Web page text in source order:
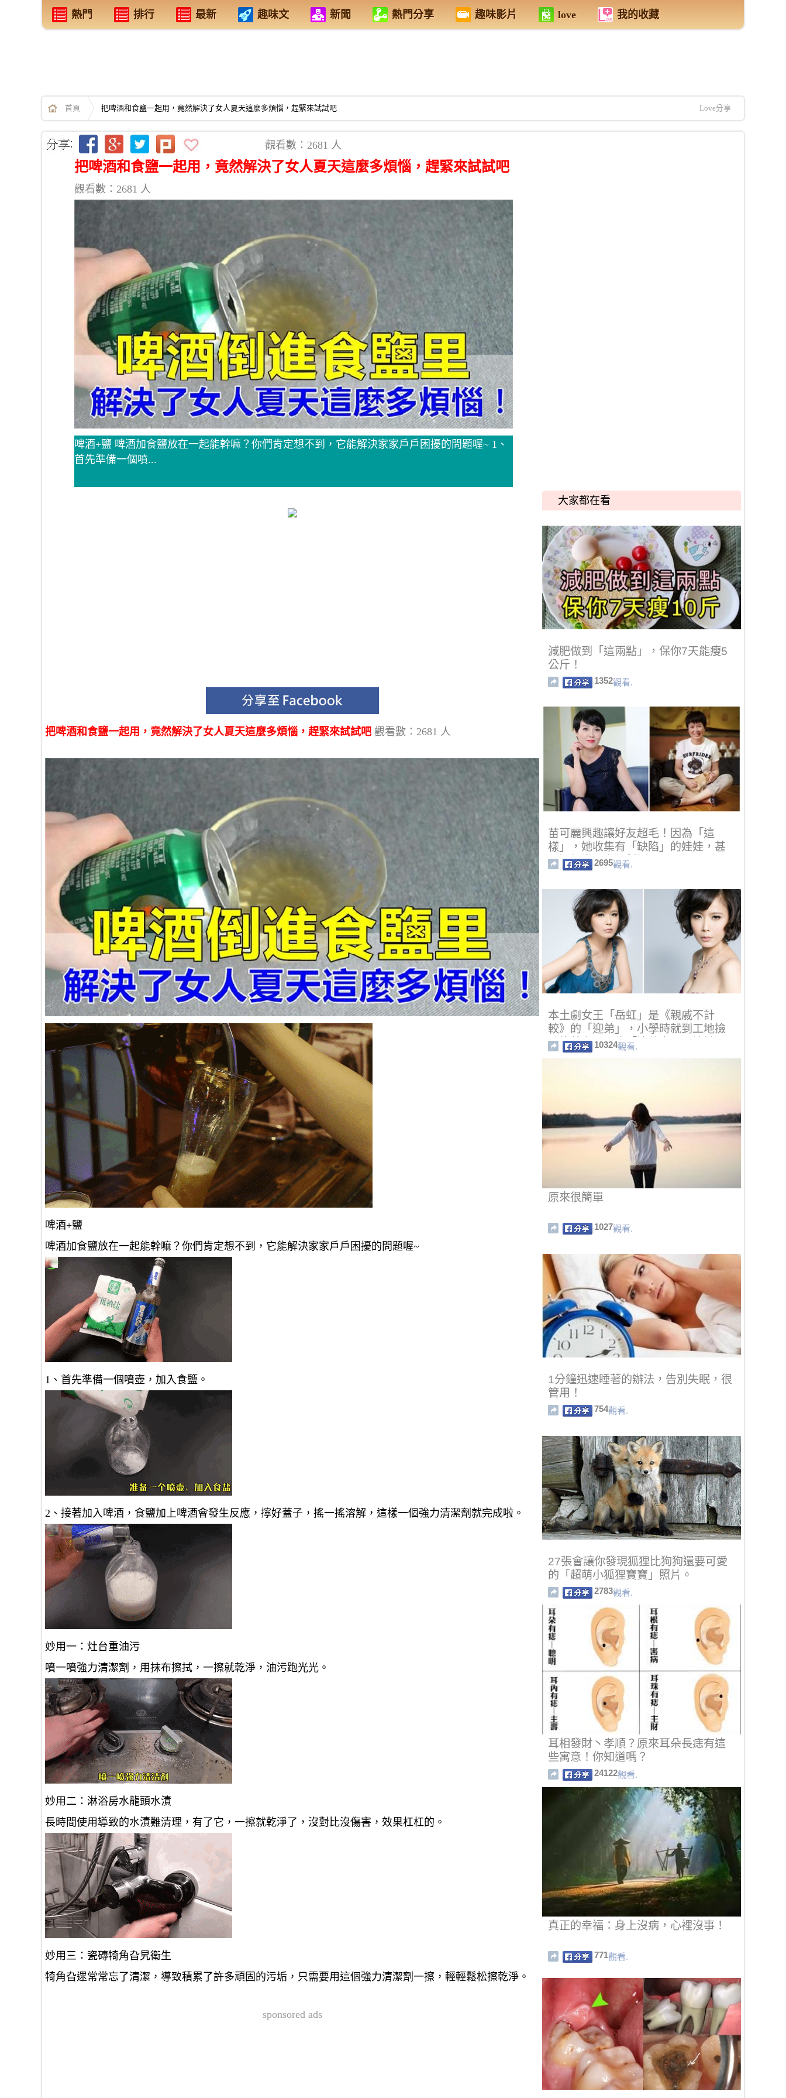
熱門 排行 最新 趣味文 新聞 熱門分享 趣味影片 love 我的收藏
首頁 把啤酒和食鹽一起用，竟然解決了女人夏天這麼多煩惱，趕緊來試試吧 Love分享
觀看數：2681 人
把啤酒和食鹽一起用，竟然解決了女人夏天這麼多煩惱，趕緊來試試吧
觀看數：2681 人
啤酒+鹽 啤酒加食鹽放在一起能幹嘛？你們肯定想不到，它能解決家家戶戶困擾的問題喔~ 1、
首先準備一個噴...
把啤酒和食鹽一起用，竟然解決了女人夏天這麼多煩惱，趕緊來試試吧 觀看數：2681 人
啤酒+鹽
啤酒加食鹽放在一起能幹嘛？你們肯定想不到，它能解決家家戶戶困擾的問題喔~
1、首先準備一個噴壺，加入食鹽。
2、接著加入啤酒，食鹽加上啤酒會發生反應，擰好蓋子，搖一搖溶解，這樣一個強力清潔劑就完成啦。
妙用一：灶台重油污
噴一噴強力清潔劑，用抹布擦拭，一擦就乾淨，油污跑光光。
妙用二：淋浴房水龍頭水漬
長時間使用導致的水漬難清理，有了它，一擦就乾淨了，沒對比沒傷害，效果杠杠的。
妙用三：瓷磚犄角旮旯衛生
犄角旮遝常常忘了清潔，導致積累了許多頑固的污垢，只需要用這個強力清潔劑一擦，輕輕鬆松擦乾淨。
sponsored ads
大家都在看
減肥做到「這兩點」，保你7天能瘦5
公斤！
1352觀看.
苗可麗興趣讓好友超毛！因為「這
樣」，她收集有「缺陷」的娃娃，甚
至還經常跟它們對話...
2695觀看.
本土劇女王「岳虹」是《親戚不計
較》的「迎弟」，小學時就到工地撿
磚塊養家，因為「這件事」，讓她下
定決心不再被人看不起...
10324觀看.
原來很簡單
1027觀看.
1分鐘迅速睡著的辦法，告別失眠，很
管用！
754觀看.
27張會讓你發現狐狸比狗狗還要可愛
的「超萌小狐狸寶寶」照片。
2783觀看.
耳相發財丶孝順？原來耳朵長痣有這
些寓意！你知道嗎？
24122觀看.
真正的幸福：身上沒病，心裡沒事！
771觀看.